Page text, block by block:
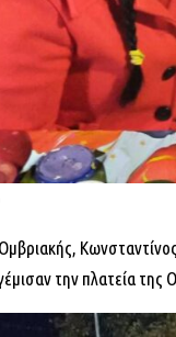
Κωνσταντίνος
την πλατεία